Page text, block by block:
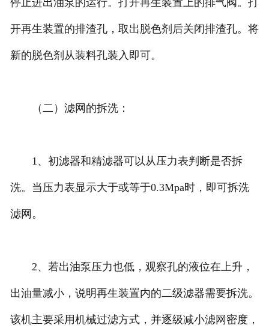
停止进出油泵的运行。打开再生装置上的排气阀。打
开再生装置的排渣孔，取出脱色剂后关闭排渣孔。将
新的脱色剂从装料孔装入即可。
（二）滤网的拆洗：
1、初滤器和精滤器可以从压力表判断是否拆
洗。当压力表显示大于或等于0.3Mpa时，即可拆洗
滤网。
2、若出油泵压力也低，观察孔的液位在上升，
出油量减小，说明再生装置内的二级滤器需要拆洗。
该机主要采用机械过滤方式，并逐级减小滤网密度，